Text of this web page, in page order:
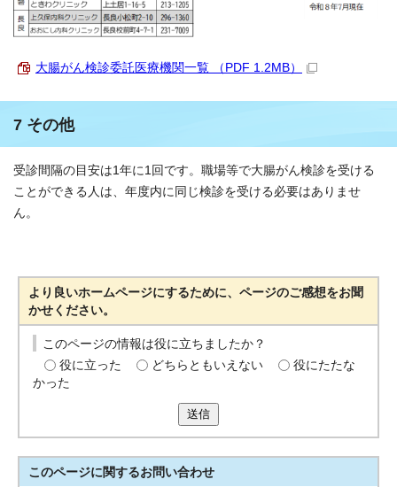
大腸がん検診委託医療機関一覧 （PDF 1.2MB）
7 その他
受診間隔の目安は1年に1回です。職場等で大腸がん検診を受ける
ことができる人は、年度内に同じ検診を受ける必要はありませ
ん。
より良いホームページにするために、ページのご感想をお聞
かせください。
このページの情報は役に立ちましたか？
役に立った
どちらともいえない
役にたたな
かった
送信
このページに関するお問い合わせ